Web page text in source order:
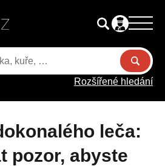
Rozšířené hledání
pozor, abyste